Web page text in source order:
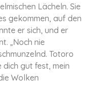
Lächeln. Sie
gekommen, auf den
er sich, und er
„Noch nie
Totoro
gut fest, mein
Wolken